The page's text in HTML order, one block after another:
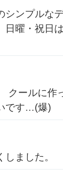
ンプルな
日曜・祝日
クールに作
です…(爆)
ました。